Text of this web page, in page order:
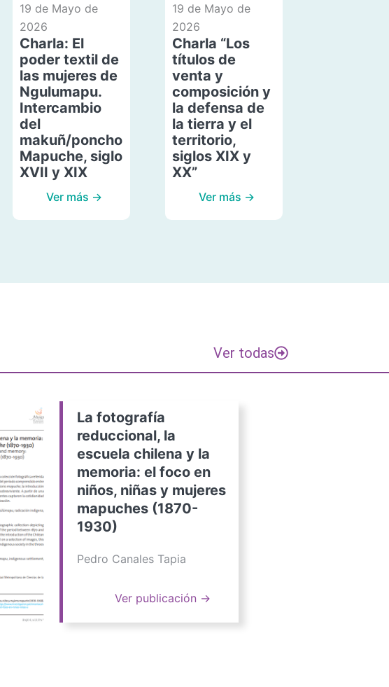
19 de Mayo de
2026
Charla: El
poder textil de
las mujeres de
Ngulumapu.
Intercambio
del
makuñ/poncho
Mapuche, siglo
XVII y XIX
Ver más →
19 de Mayo de
2026
Charla “Los
títulos de
venta y
composición y
la defensa de
la tierra y el
territorio,
siglos XIX y
XX”
Ver más →
Ver todas
La fotografía
reduccional, la
escuela chilena y la
memoria: el foco en
niños, niñas y mujeres
mapuches (1870-
1930)
Pedro Canales Tapia
Ver publicación →